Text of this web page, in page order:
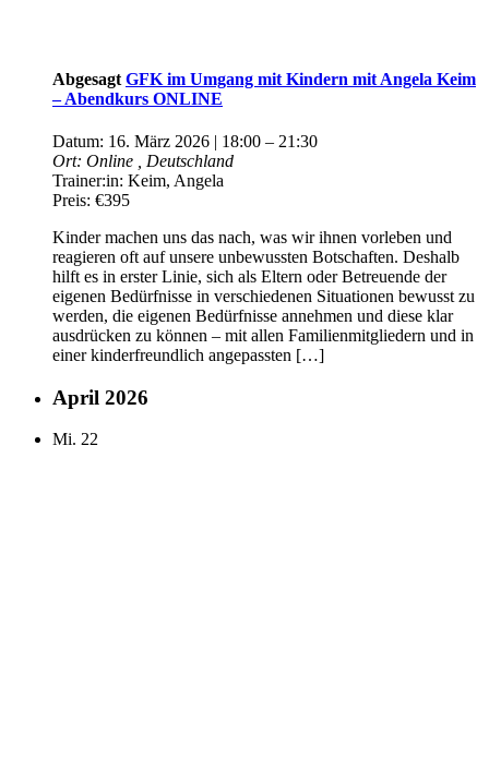
Abgesagt GFK im Umgang mit Kindern mit Angela Keim
– Abendkurs ONLINE
Datum: 16. März 2026 | 18:00 – 21:30
Ort: Online
, Deutschland
Trainer:in: Keim, Angela
Preis: €395
Kinder machen uns das nach, was wir ihnen vorleben und
reagieren oft auf unsere unbewussten Botschaften. Deshalb
hilft es in erster Linie, sich als Eltern oder Betreuende der
eigenen Bedürfnisse in verschiedenen Situationen bewusst zu
werden, die eigenen Bedürfnisse annehmen und diese klar
ausdrücken zu können – mit allen Familienmitgliedern und in
einer kinderfreundlich angepassten […]
April 2026
Mi. 22